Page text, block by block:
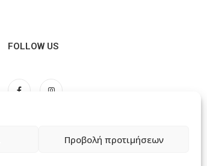
Προβολή προτιμήσεων
FOLLOW US